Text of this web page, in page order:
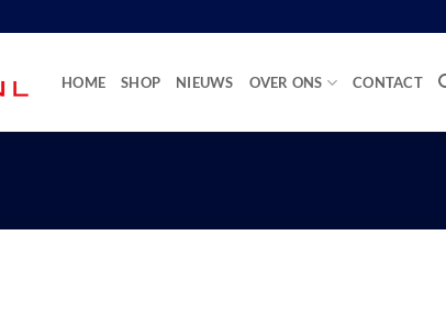
HOME SHOP NIEUWS OVER ONS CONTACT